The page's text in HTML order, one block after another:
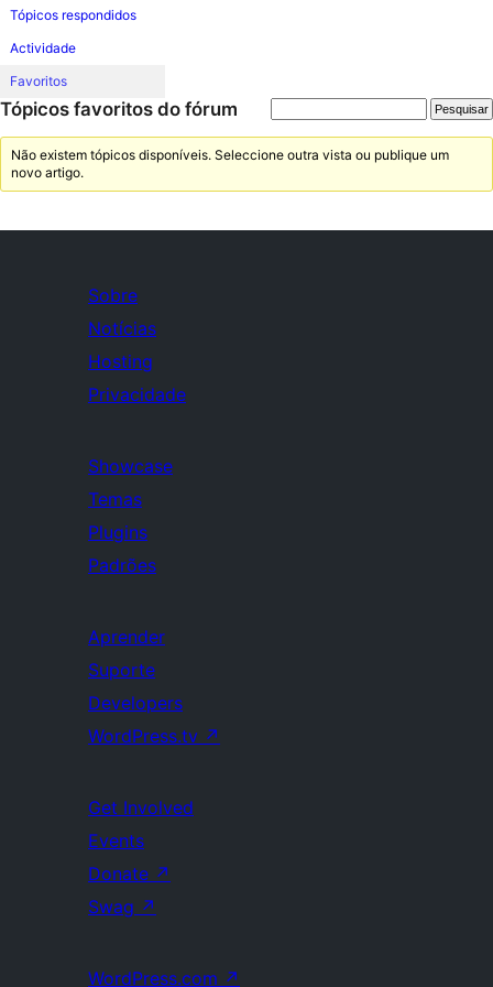
Tópicos respondidos
Actividade
Favoritos
Tópicos favoritos do fórum
Não existem tópicos disponíveis. Seleccione outra vista ou publique um
novo artigo.
Sobre
Notícias
Hosting
Privacidade
Showcase
Temas
Plugins
Padrões
Aprender
Suporte
Developers
WordPress.tv ↗
Get Involved
Events
Donate ↗
Swag ↗
WordPress.com ↗